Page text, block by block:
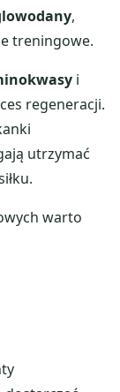
,
treningowe.
i
regeneracji.
utrzymać
warto